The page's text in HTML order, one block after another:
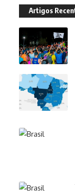
Artigos